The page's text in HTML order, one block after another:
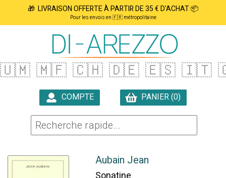
🎁 LIVRAISON OFFERTE À PARTIR DE 35 € D'ACHAT 📦
Pour les envois en 🇫🇷 métropolitaine
🇺🇲 🇲🇫 🇨🇭 🇩🇪 🇪🇸 🇮🇹
COMPTE
PANIER (0)
Aubain Jean